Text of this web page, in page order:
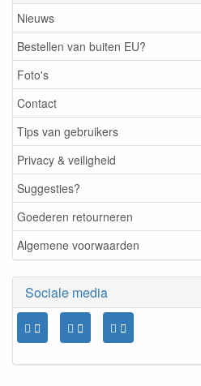
Nieuws
Bestellen van buiten EU?
Foto's
Contact
Tips van gebruikers
Privacy & veiligheid
Suggesties?
Goederen retourneren
Algemene voorwaarden
Sociale media